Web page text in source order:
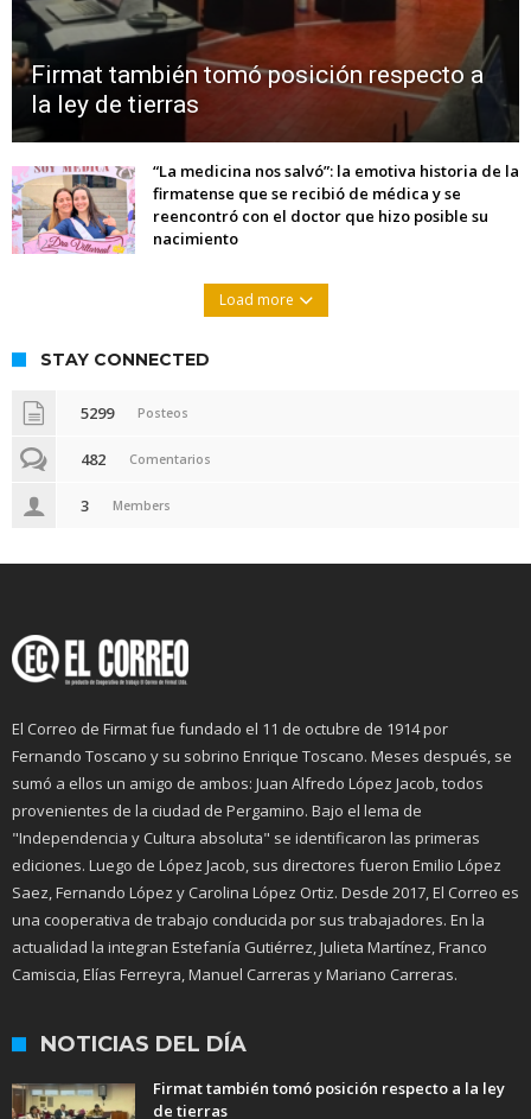
Firmat también tomó posición respecto a
la ley de tierras
“La medicina nos salvó”: la emotiva historia de la
firmatense que se recibió de médica y se
reencontró con el doctor que hizo posible su
nacimiento
Load more
STAY CONNECTED
5299 Posteos
482 Comentarios
3 Members
El Correo de Firmat fue fundado el 11 de octubre de 1914 por
Fernando Toscano y su sobrino Enrique Toscano. Meses después, se
sumó a ellos un amigo de ambos: Juan Alfredo López Jacob, todos
provenientes de la ciudad de Pergamino. Bajo el lema de
"Independencia y Cultura absoluta" se identificaron las primeras
ediciones. Luego de López Jacob, sus directores fueron Emilio López
Saez, Fernando López y Carolina López Ortiz. Desde 2017, El Correo es
una cooperativa de trabajo conducida por sus trabajadores. En la
actualidad la integran Estefanía Gutiérrez, Julieta Martínez, Franco
Camiscia, Elías Ferreyra, Manuel Carreras y Mariano Carreras.
NOTICIAS DEL DÍA
Firmat también tomó posición respecto a la ley
de tierras